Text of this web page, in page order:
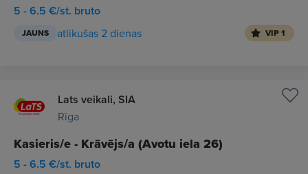
5 - 6.5 €/st. bruto
JAUNS atlikušas 2 dienas VIP 1
Lats veikali, SIA
Rīga
Kasieris/e - Krāvējs/a (Avotu iela 26)
5 - 6.5 €/st. bruto